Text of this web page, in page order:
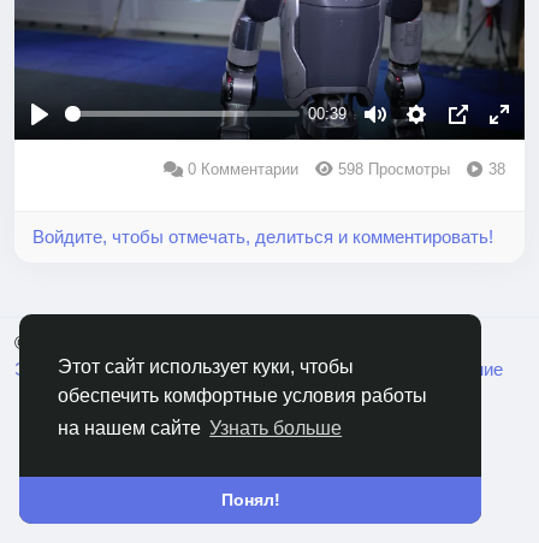
Этот сайт использует куки, чтобы
обеспечить комфортные условия работы
на нашем сайте Узнать больше
Понял!
Уже в ближайшее время робот будет протестирован на
производственных линиях Hyundai.
Воспроизвести
00:39
Заглушить
SettingsКартинка
в
0 Комментарии 598 Просмотры 38
Войдите, чтобы отмечать, делиться и комментировать!
© 2026 RusCable.Сеть
Экосистема Переменка Пользовательское Соглашение
Политика конфиденциальности Свяжитесь с нами